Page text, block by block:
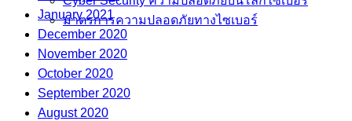
มาตรการความปลอดภัยทางไซเบอร์
January 2021
December 2020
November 2020
October 2020
September 2020
August 2020